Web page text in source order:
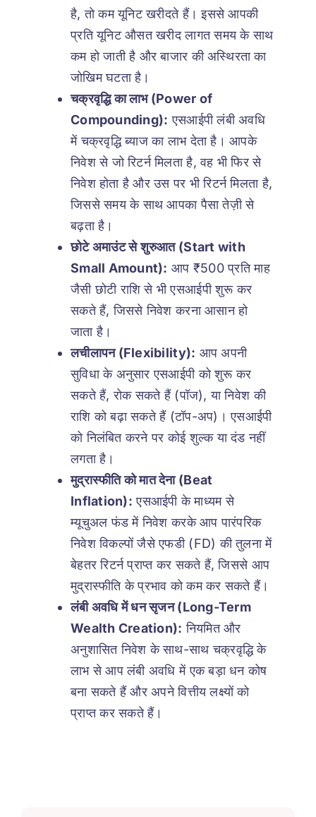
है, तो कम यूनिट खरीदते हैं। इससे आपकी
प्रति यूनिट औसत खरीद लागत समय के साथ
कम हो जाती है और बाजार की अस्थिरता का
जोखिम घटता है।
चक्रवृद्धि का लाभ (Power of
Compounding): एसआईपी लंबी अवधि
में चक्रवृद्धि ब्याज का लाभ देता है। आपके
निवेश से जो रिटर्न मिलता है, वह भी फिर से
निवेश होता है और उस पर भी रिटर्न मिलता है,
जिससे समय के साथ आपका पैसा तेज़ी से
बढ़ता है।
छोटे अमाउंट से शुरुआत (Start with
Small Amount): आप ₹500 प्रति माह
जैसी छोटी राशि से भी एसआईपी शुरू कर
सकते हैं, जिससे निवेश करना आसान हो
जाता है।
लचीलापन (Flexibility): आप अपनी
सुविधा के अनुसार एसआईपी को शुरू कर
सकते हैं, रोक सकते हैं (पॉज), या निवेश की
राशि को बढ़ा सकते हैं (टॉप-अप)। एसआईपी
को निलंबित करने पर कोई शुल्क या दंड नहीं
लगता है।
मुद्रास्फीति को मात देना (Beat
Inflation): एसआईपी के माध्यम से
म्यूचुअल फंड में निवेश करके आप पारंपरिक
निवेश विकल्पों जैसे एफडी (FD) की तुलना में
बेहतर रिटर्न प्राप्त कर सकते हैं, जिससे आप
मुद्रास्फीति के प्रभाव को कम कर सकते हैं।
लंबी अवधि में धन सृजन (Long-Term
Wealth Creation): नियमित और
अनुशासित निवेश के साथ-साथ चक्रवृद्धि के
लाभ से आप लंबी अवधि में एक बड़ा धन कोष
बना सकते हैं और अपने वित्तीय लक्ष्यों को
प्राप्त कर सकते हैं।